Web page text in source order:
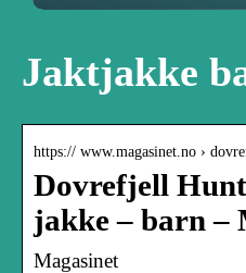
Jaktjakke
https:// www.magasinet.no ›
Dovrefjell
jakke – barn –
Magasinet